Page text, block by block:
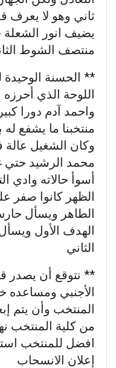
ثاني وهو لا يعرف
يضيف انور
منتصف الشوط
** الحسنة الوحيدة
اللوحة الذي
واحمد آدم دورا
منتخبنا ما يشفع
وكان الشغيل
محمد الرشيد حتي
أسوأ حالاته وادي
الظهر كانوا صفر
الطاهر ويسأل
الهدف الأول
الثاني
** نتوقع أن يصدر
الأجنبي ومساعده
المنتخب وأن يتم
من كلية المنتخب
افضل للمنتخب
إعلان الانسحاب